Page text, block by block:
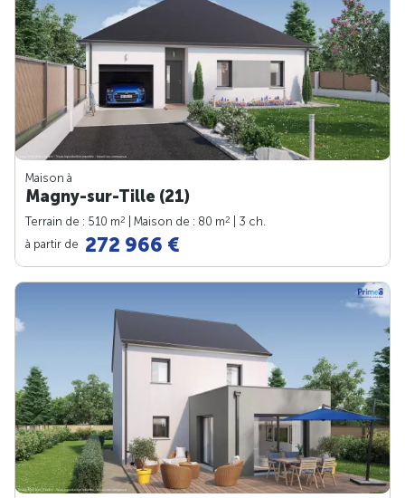
Maison à
Magny-sur-Tille (21)
Terrain de : 510 m2 | Maison de : 80 m2
| 3 ch.
à partir de 272 966 €